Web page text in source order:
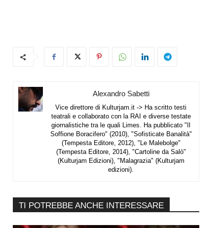
Alexandro Sabetti
Vice direttore di Kulturjam.it -> Ha scritto testi
teatrali e collaborato con la RAI e diverse testate
giornalistiche tra le quali Limes. Ha pubblicato "Il
Soffione Boracifero" (2010), "Sofisticate Banalità"
(Tempesta Editore, 2012), "Le Malebolge"
(Tempesta Editore, 2014), "Cartoline da Salò"
(Kulturjam Edizioni), "Malagrazia" (Kulturjam
edizioni).
TI POTREBBE ANCHE INTERESSARE